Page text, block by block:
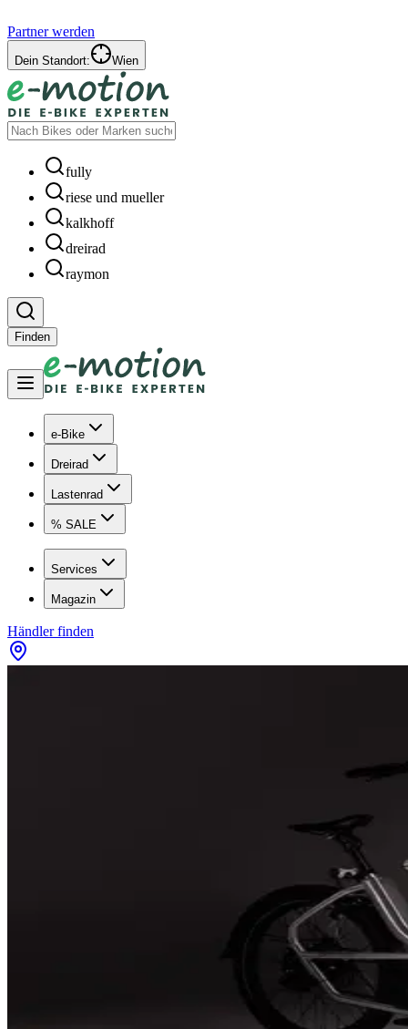
Partner werden
Dein Standort: Wien
fully
riese und mueller
kalkhoff
dreirad
raymon
Finden
e-Bike
Dreirad
Lastenrad
% SALE
Services
Magazin
Händler finden